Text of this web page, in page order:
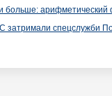
больше: арифметический
затримали спецслужби